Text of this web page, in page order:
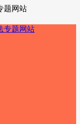
题网站